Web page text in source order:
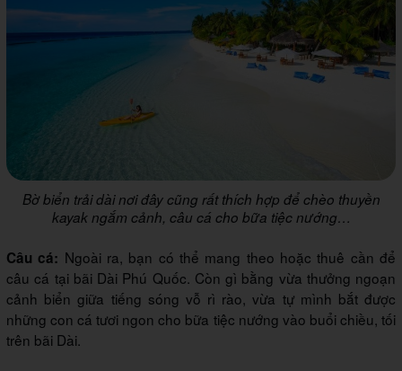
Bờ biển trải dài nơi đây cũng rất thích hợp để chèo thuyền
kayak ngắm cảnh, câu cá cho bữa tiệc nướng…
Câu cá: Ngoài ra, bạn có thể mang theo hoặc thuê cần để
câu cá tại bãi Dài Phú Quốc. Còn gì bằng vừa thưởng ngoạn
cảnh biển giữa tiếng sóng vỗ rì rào, vừa tự mình bắt được
những con cá tươi ngon cho bữa tiệc nướng vào buổi chiều, tối
trên bãi Dài.